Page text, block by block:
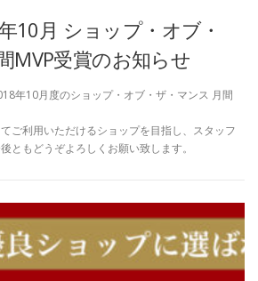
10月 ショップ・オブ・
MVP受賞のお知らせ
年10月度のショップ・オブ・ザ・マンス 月間
ご利用いただけるショップを目指し、スタッフ
ともどうぞよろしくお願い致します。